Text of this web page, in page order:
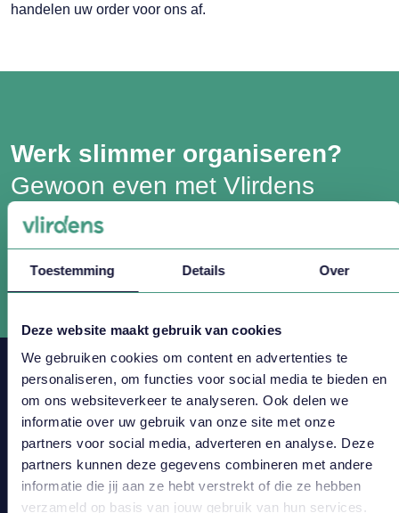
Toestemming Details Over
Deze website maakt gebruik van cookies
We gebruiken cookies om content en advertenties te
personaliseren, om functies voor social media te bieden en
om ons websiteverkeer te analyseren. Ook delen we
informatie over uw gebruik van onze site met onze
partners voor social media, adverteren en analyse. Deze
partners kunnen deze gegevens combineren met andere
informatie die jij aan ze hebt verstrekt of die ze hebben
verzameld op basis van jouw gebruik van hun services.
handelen uw order voor ons af.
Werk slimmer organiseren?
Gewoon even met Vlirdens
contact maken…
CONTACT